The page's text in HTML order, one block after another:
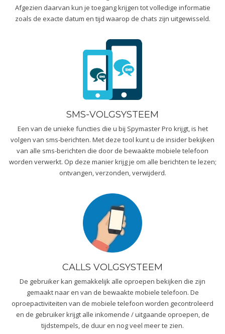
Afgezien daarvan kun je toegang krijgen tot volledige informatie
zoals de exacte datum en tijd waarop de chats zijn uitgewisseld.
SMS-VOLGSYSTEEM
Een van de unieke functies die u bij Spymaster Pro krijgt, is het
volgen van sms-berichten. Met deze tool kunt u de insider bekijken
van alle sms-berichten die door de bewaakte mobiele telefoon
worden verwerkt. Op deze manier krijg je om alle berichten te lezen;
ontvangen, verzonden, verwijderd.
CALLS VOLGSYSTEEM
De gebruiker kan gemakkelijk alle oproepen bekijken die zijn
gemaakt naar en van de bewaakte mobiele telefoon. De
oproepactiviteiten van de mobiele telefoon worden gecontroleerd
en de gebruiker krijgt alle inkomende / uitgaande oproepen, de
tijdstempels, de duur en nog veel meer te zien.